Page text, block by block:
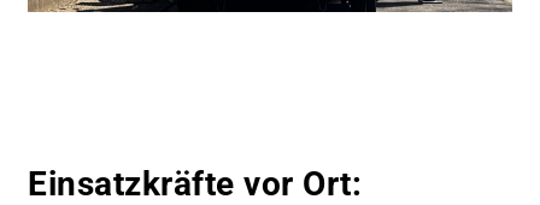
Einsatzkräfte vor Ort: